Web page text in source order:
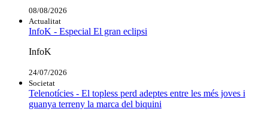
08/08/2026
Actualitat
InfoK - Especial El gran eclipsi
InfoK
24/07/2026
Societat
Telenotícies - El topless perd adeptes entre les més joves i
guanya terreny la marca del biquini